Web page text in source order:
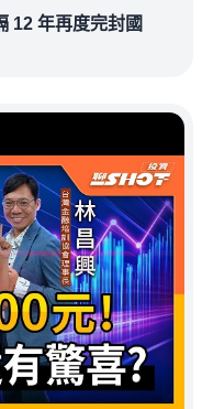
12 年再度完封國